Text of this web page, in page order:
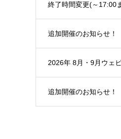
終了時間変更(～17:00
追加開催のお知らせ
2026年 8月・9月ウェ
追加開催のお知らせ